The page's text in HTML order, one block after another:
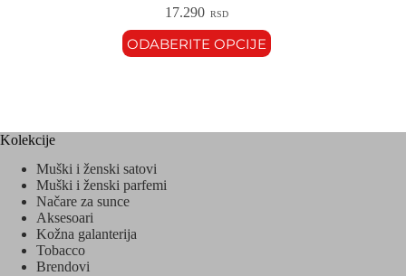
17.290 RSD
ODABERITE OPCIJE
Kolekcije
Muški i ženski satovi
Muški i ženski parfemi
Načare za sunce
Aksesoari
Kožna galanterija
Tobacco
Brendovi